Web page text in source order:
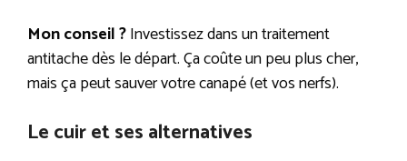
Mon conseil ?Investissez dans un traitement
antitache dès le départ. Ça coûte un peu plus cher,
mais ça peut sauver votre canapé (et vos nerfs).
Le cuir et ses alternatives